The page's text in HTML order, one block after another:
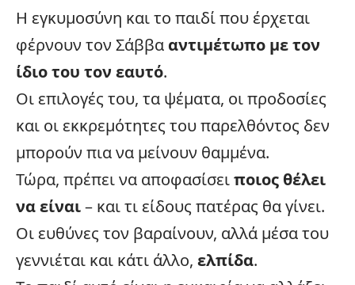
Η εγκυμοσύνη και το παιδί που έρχεται
φέρνουν τον Σάββα αντιμέτωπο με τον
ίδιο του τον εαυτό.
Οι επιλογές του, τα ψέματα, οι προδοσίες
και οι εκκρεμότητες του παρελθόντος δεν
μπορούν πια να μείνουν θαμμένα.
Τώρα, πρέπει να αποφασίσειποιος θέλει
να είναι– και τι είδους πατέρας θα γίνει.
Οι ευθύνες τον βαραίνουν, αλλά μέσα του
γεννιέται και κάτι άλλο, ελπίδα.